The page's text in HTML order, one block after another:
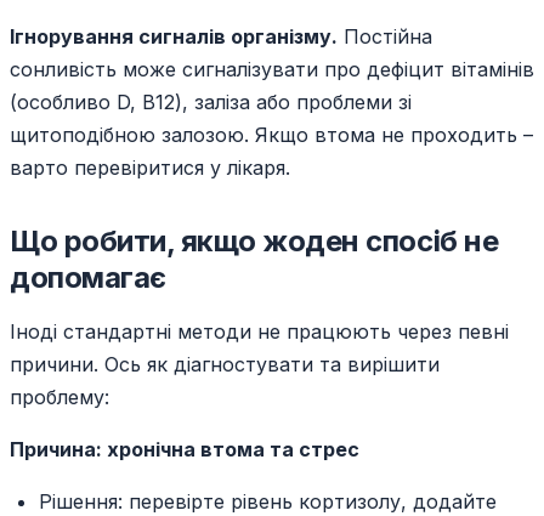
Ігнорування сигналів організму. Постійна
сонливість може сигналізувати про дефіцит вітамінів
(особливо D, B12), заліза або проблеми зі
щитоподібною залозою. Якщо втома не проходить –
варто перевіритися у лікаря.
Що робити, якщо жоден спосіб не
допомагає
Іноді стандартні методи не працюють через певні
причини. Ось як діагностувати та вирішити
проблему:
Причина: хронічна втома та стрес
Рішення: перевірте рівень кортизолу, додайте